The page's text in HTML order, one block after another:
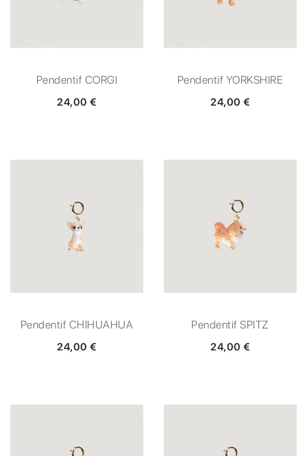
Pendentif CORGI
24,00 €
Pendentif YORKSHIRE
24,00 €
Pendentif CHIHUAHUA
24,00 €
Pendentif SPITZ
24,00 €